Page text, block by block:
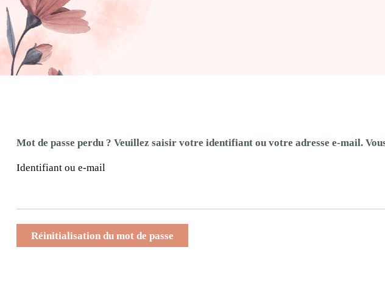
Mot de passe perdu ? Veuillez saisir votre identifiant ou votre adresse e-mail.
Identifiant ou e-mail
Réinitialisation du mot de passe